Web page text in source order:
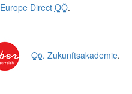
Europe Direct OÖ.
Oö. Zukunftsakademie.